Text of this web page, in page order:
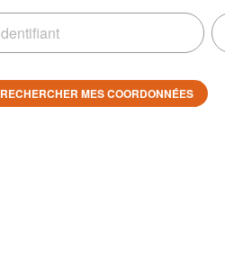
RECHERCHER MES COORDONNÉES